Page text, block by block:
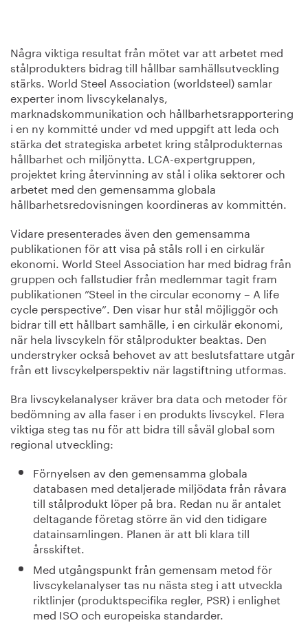
Några viktiga resultat från mötet var att arbetet med
stålprodukters bidrag till hållbar samhällsutveckling
stärks. World Steel Association (worldsteel) samlar
experter inom livscykelanalys,
marknadskommunikation och hållbarhetsrapportering
i en ny kommitté under vd med uppgift att leda och
stärka det strategiska arbetet kring stålprodukternas
hållbarhet och miljönytta. LCA-expertgruppen,
projektet kring återvinning av stål i olika sektorer och
arbetet med den gemensamma globala
hållbarhetsredovisningen koordineras av kommittén.
Vidare presenterades även den gemensamma
publikationen för att visa på ståls roll i en cirkulär
ekonomi. World Steel Association har med bidrag från
gruppen och fallstudier från medlemmar tagit fram
publikationen ”Steel in the circular economy – A life
cycle perspective”. Den visar hur stål möjliggör och
bidrar till ett hållbart samhälle, i en cirkulär ekonomi,
när hela livscykeln för stålprodukter beaktas. Den
understryker också behovet av att beslutsfattare utgår
från ett livscykelperspektiv när lagstiftning utformas.
Bra livscykelanalyser kräver bra data och metoder för
bedömning av alla faser i en produkts livscykel. Flera
viktiga steg tas nu för att bidra till såväl global som
regional utveckling:
Förnyelsen av den gemensamma globala
databasen med detaljerade miljödata från råvara
till stålprodukt löper på bra. Redan nu är antalet
deltagande företag större än vid den tidigare
datainsamlingen. Planen är att bli klara till
årsskiftet.
Med utgångspunkt från gemensam metod för
livscykelanalyser tas nu nästa steg i att utveckla
riktlinjer (produktspecifika regler, PSR) i enlighet
med ISO och europeiska standarder.